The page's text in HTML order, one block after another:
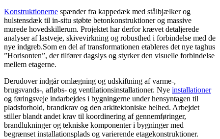
Konstruktionerne spænder fra kappedæk med stålbjælker og
hulstensdæk til in-situ støbte betonkonstruktioner og massive
murede hovedskillerum. Projektet har derfor krævet detaljerede
analyser af lastveje, skivevirkning og robusthed i forbindelse med de
nye indgreb.Som en del af transformationen etableres det nye taghus
”Horisonten”, der tilfører dagslys og styrker den visuelle forbindelse
mellem etagerne.
Derudover indgår omlægning og udskiftning af varme-,
brugsvands-, afløbs- og ventilationsinstallationer. Nye installationer
og føringsveje indarbejdes i bygningerne under hensyntagen til
pladsforhold, brandkrav og den arkitektoniske helhed. Arbejdet
stiller blandt andet krav til koordinering af gennemføringer,
brandlukninger og tekniske komponenter i bygninger med
begrænset installationsplads og varierende etagekonstruktioner.